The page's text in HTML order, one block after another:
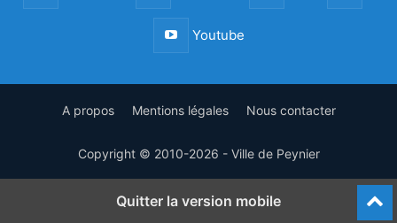
Youtube
A propos Mentions légales Nous contacter
Copyright © 2010-2026 - Ville de Peynier
Quitter la version mobile